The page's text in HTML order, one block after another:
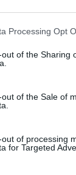
Processing Opt
of the Sharing
of the Sale of
of processing
for Targeted